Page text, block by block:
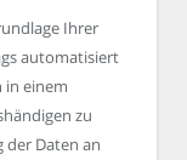
Ihrer
automatisiert
in einem
zu
der Daten an